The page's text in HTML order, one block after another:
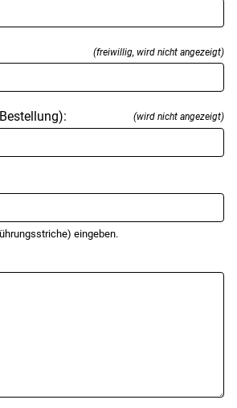
(freiwillig, wird nicht angezeigt)
(wird nicht angezeigt)
eingeben.